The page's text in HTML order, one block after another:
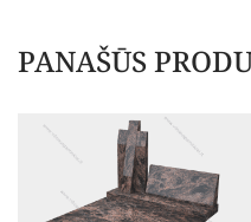
PANAŠŪS